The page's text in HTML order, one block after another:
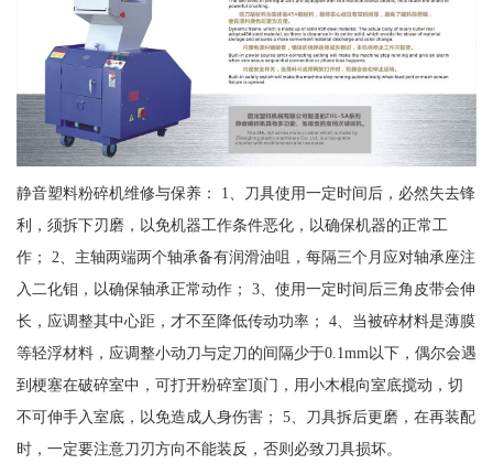
静音塑料粉碎机维修与保养： 1、刀具使用一定时间后，必然失去锋
利，须拆下刃磨，以免机器工作条件恶化，以确保机器的正常工
作； 2、主轴两端两个轴承备有润滑油咀，每隔三个月应对轴承座注
入二化钼，以确保轴承正常动作； 3、使用一定时间后三角皮带会伸
长，应调整其中心距，才不至降低传动功率； 4、当被碎材料是薄膜
等轻浮材料，应调整小动刀与定刀的间隔少于0.1mm以下，偶尔会遇
到梗塞在破碎室中，可打开粉碎室顶门，用小木棍向室底搅动，切
不可伸手入室底，以免造成人身伤害； 5、刀具拆后更磨，在再装配
时，一定要注意刀刃方向不能装反，否则必致刀具损坏。